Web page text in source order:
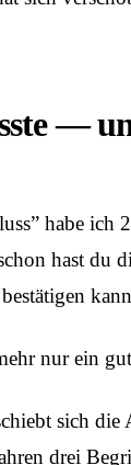
—
habe ich
hast du
bestätigen
nur ein
sich die
drei